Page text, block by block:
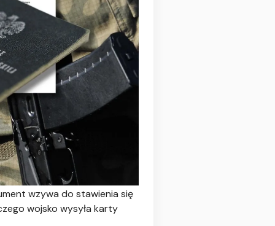
wzywa do stawienia się
wojsko wysyła karty